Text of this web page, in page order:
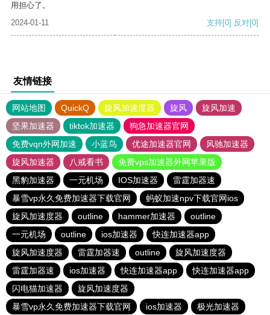
用担心了。
2024-01-11
支持[0] 反对[0]
友情链接
网站地图 QuickQ 旋风加速度器 旋风
旋风加速
坚果加速器
tiktok加速器
狗急加速器官网
免费vqn外网加速
小蓝鸟 优途加速器官网
风驰加速器
旋风加速器
八戒看书
免费vps加速器外网苹果版
黑豹加速器
一元机场 IOS加速器
雷霆加器速
暴雪vp永久免费加速器下载官网
蚂蚁加速npv下载官网ios
旋风加速度器
outline hammer加速器
outline
一元机场
outline ios加速器
快连加速器app
旋风加速度器
雷霆加器速 outline
旋风加速度器
雷霆加器速
ios加速器 快连加速器app
快连加速器app
闪电猫加速器
旋风加速度器
暴雪vp永久免费加速器下载官网
ios加速器 极光加速器